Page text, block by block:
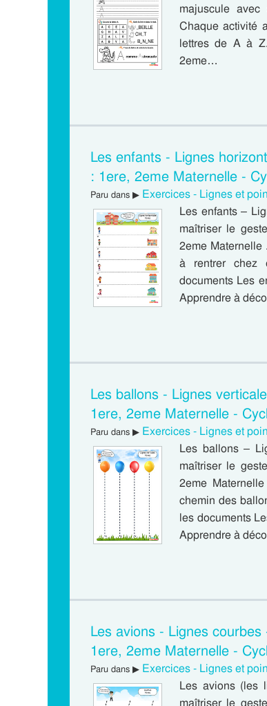
majuscule
Chaque activité
lettres de A à
2eme…
Les enfants - Lignes
: 1ere, 2eme Maternelle -
Paru dans ▶ Exercices - Lignes et
Les enfants –
maîtriser le
2eme Maternelle
à rentrer chez
documents Les
Apprendre à
Les ballons - Lignes
1ere, 2eme Maternelle -
Paru dans ▶ Exercices - Lignes et
Les ballons –
maîtriser le
2eme
chemin des
les documents
Apprendre à
Les avions - Lignes
1ere, 2eme Maternelle -
Paru dans ▶ Exercices - Lignes et
Les avions (les
maîtriser le